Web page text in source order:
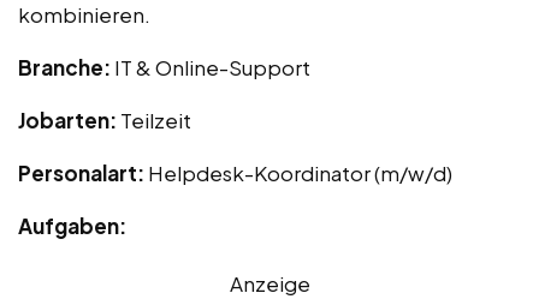
kombinieren.
Branche: IT & Online-Support
Jobarten: Teilzeit
Personalart: Helpdesk-Koordinator (m/w/d)
Aufgaben:
Anzeige